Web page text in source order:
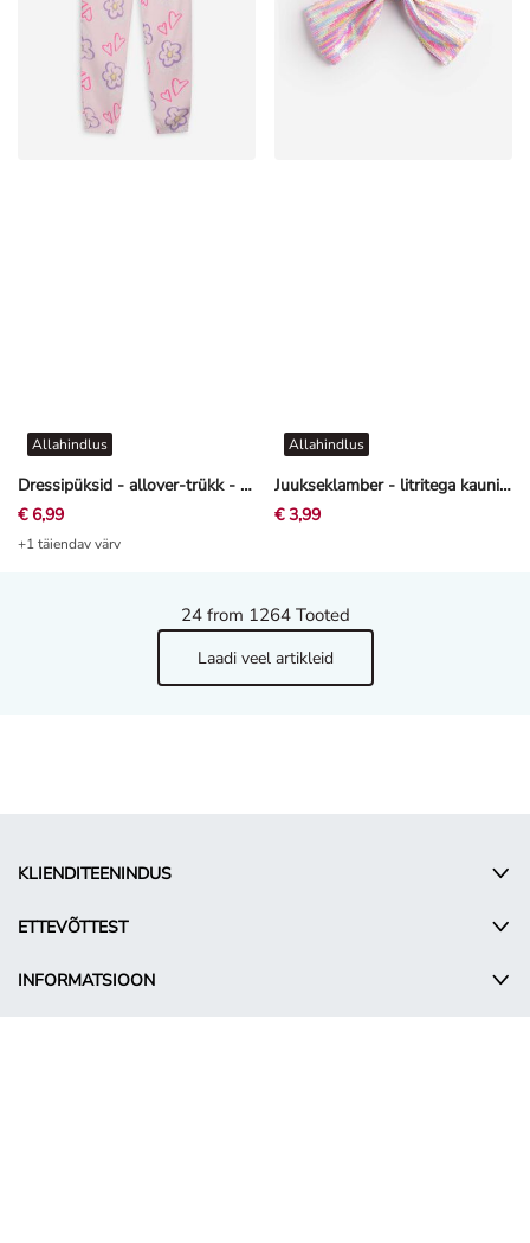
Dressipüksid - allover-trükk - heleroosa
Allahindlus
€ 6,99
+1 täiendav värv
Juukseklamber - litritega kaunistus - mitmevärviline
Allahindlus
€ 3,99
24from 1264 Tooted
Laadi veel artikleid
KLIENDITEENINDUS
ETTEVÕTTEST
INFORMATSIOON